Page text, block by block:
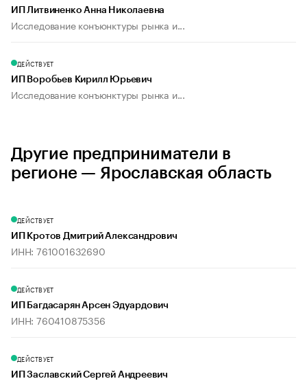
ИП Литвиненко Анна Николаевна
Исследование конъюнктуры рынка и...
ДЕЙСТВУЕТ
ИП Воробьев Кирилл Юрьевич
Исследование конъюнктуры рынка и...
Другие предприниматели в
регионе — Ярославская область
ДЕЙСТВУЕТ
ИП Кротов Дмитрий Александрович
ИНН: 761001632690
ДЕЙСТВУЕТ
ИП Багдасарян Арсен Эдуардович
ИНН: 760410875356
ДЕЙСТВУЕТ
ИП Заславский Сергей Андреевич